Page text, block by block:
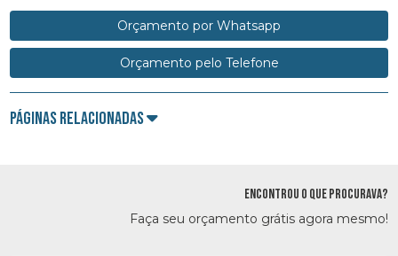
Orçamento por Whatsapp
Orçamento pelo Telefone
Páginas Relacionadas
ENCONTROU O QUE PROCURAVA?
Faça seu orçamento grátis agora mesmo!